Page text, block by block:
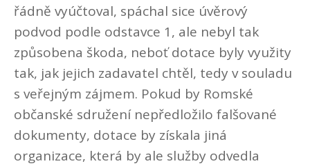
řádně vyúčtoval, spáchal sice úvěrový
podvod podle odstavce 1, ale nebyl tak
způsobena škoda, neboť dotace byly využity
tak, jak jejich zadavatel chtěl, tedy v souladu
s veřejným zájmem. Pokud by Romské
občanské sdružení nepředložilo falšované
dokumenty, dotace by získala jiná
organizace, která by ale služby odvedla